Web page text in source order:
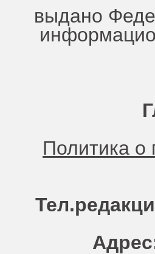
выдано
Политика о